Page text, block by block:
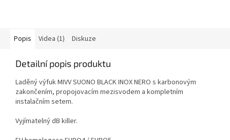
Popis Videa (1) Diskuze
Detailní popis produktu
Laděný výfuk MIVV SUONO BLACK INOX NERO s karbonovým
zakončením, propojovacím mezisvodem a kompletním
instalačním setem.
Vyjímatelný dB killer.